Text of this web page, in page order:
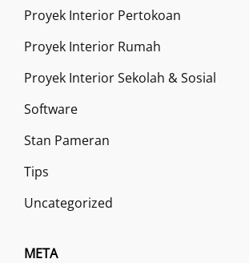
Proyek Interior Pertokoan
Proyek Interior Rumah
Proyek Interior Sekolah & Sosial
Software
Stan Pameran
Tips
Uncategorized
META